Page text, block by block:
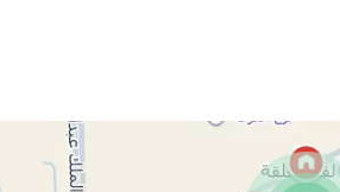
رقم المبنى
3334